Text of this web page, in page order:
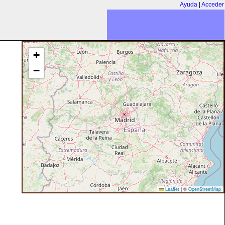
Ayuda Acceder
+
−
Leaflet | © OpenStreetMap